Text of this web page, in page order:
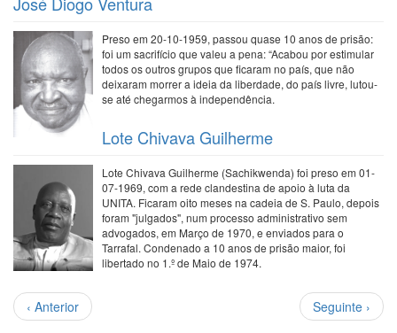
Preso em 20-10-1959, passou quase 10 anos de prisão:
foi um sacrifício que valeu a pena: “Acabou por estimular
todos os outros grupos que ficaram no país, que não
deixaram morrer a ideia da liberdade, do país livre, lutou-
se até chegarmos à independência.
Lote Chivava Guilherme
Lote Chivava Guilherme (Sachikwenda) foi preso em 01-
07-1969, com a rede clandestina de apoio à luta da
UNITA. Ficaram oito meses na cadeia de S. Paulo, depois
foram "julgados", num processo administrativo sem
advogados, em Março de 1970, e enviados para o
Tarrafal. Condenado a 10 anos de prisão maior, foi
libertado no 1.º de Maio de 1974.
Paginação
Página
anterior
‹ Anterior
Próxima
página
Seguinte ›